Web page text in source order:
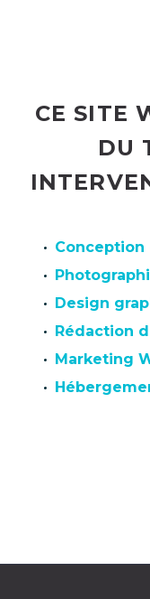
CE SITE
DU
Conception
Design
Rédaction
Marketing